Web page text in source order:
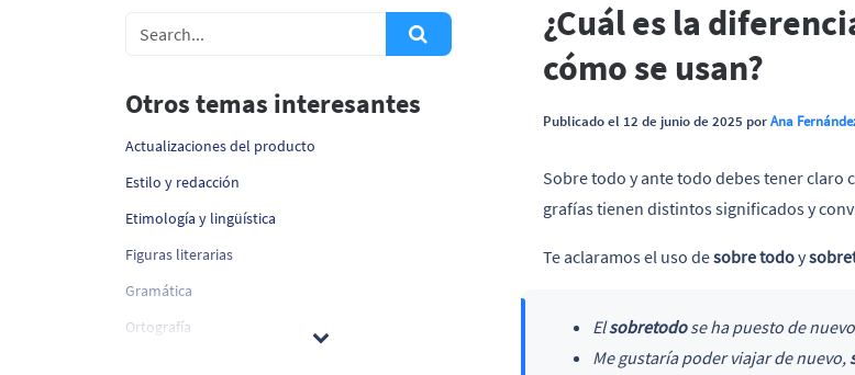
¿Cuál es la
cómo se usan?
Publicado el 12 de junio de 2025 porAna
Sobre todo y ante todo debes tener claro
grafías tienen distintos significados y
Te aclaramos el uso desobre todoy
Elsobretodose ha puesto de
Me gustaría poder viajar de nuevo,
Otros temas interesantes
Actualizaciones del producto
Estilo y redacción
Etimología y lingüística
Figuras literarias
Gramática
Ortografía